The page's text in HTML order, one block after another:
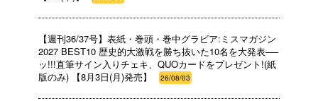
【週刊36/37号】表紙・巻頭・巻中グラビア:ミスマガジン
2027 BEST10 歴史的大激戦を勝ち抜いた10名を大発表──
ッ!!!直筆サイン入りチェキ、QUOカードをプレゼント!(紙
版のみ) 【8月3日(月)発売】
26/08/03